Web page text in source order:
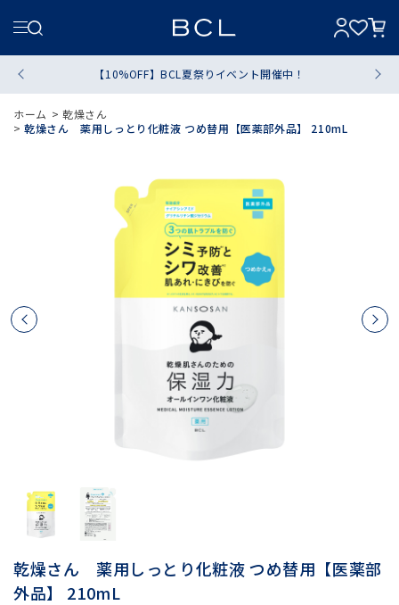
【10%OFF】BCL夏祭りイベント開催中！
ホーム >乾燥さん
>乾燥さん 薬用しっとり化粧液 つめ替用【医薬部外品】 210mL
乾燥さん 薬用しっとり化粧液 つめ替用【医薬部
外品】 210mL